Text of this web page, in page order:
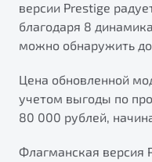
версии Prestige
благодаря 8
можно обнаружить
Цена обновленной
учетом выгоды по
80 000 рублей,
Флагманская версия